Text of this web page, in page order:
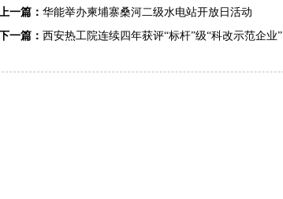
一篇： 华能举办柬埔寨桑河二级水电站开放日活动
一篇： 西安热工院连续四年获评“标杆”级“科改示范企业”